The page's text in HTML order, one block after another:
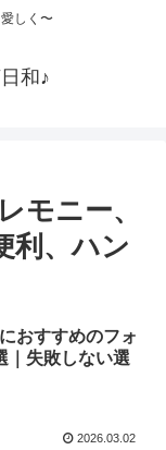
しく〜
和♪
モニー、
利、ハン
おすすめのフォ
｜失敗しない選
2026.03.02